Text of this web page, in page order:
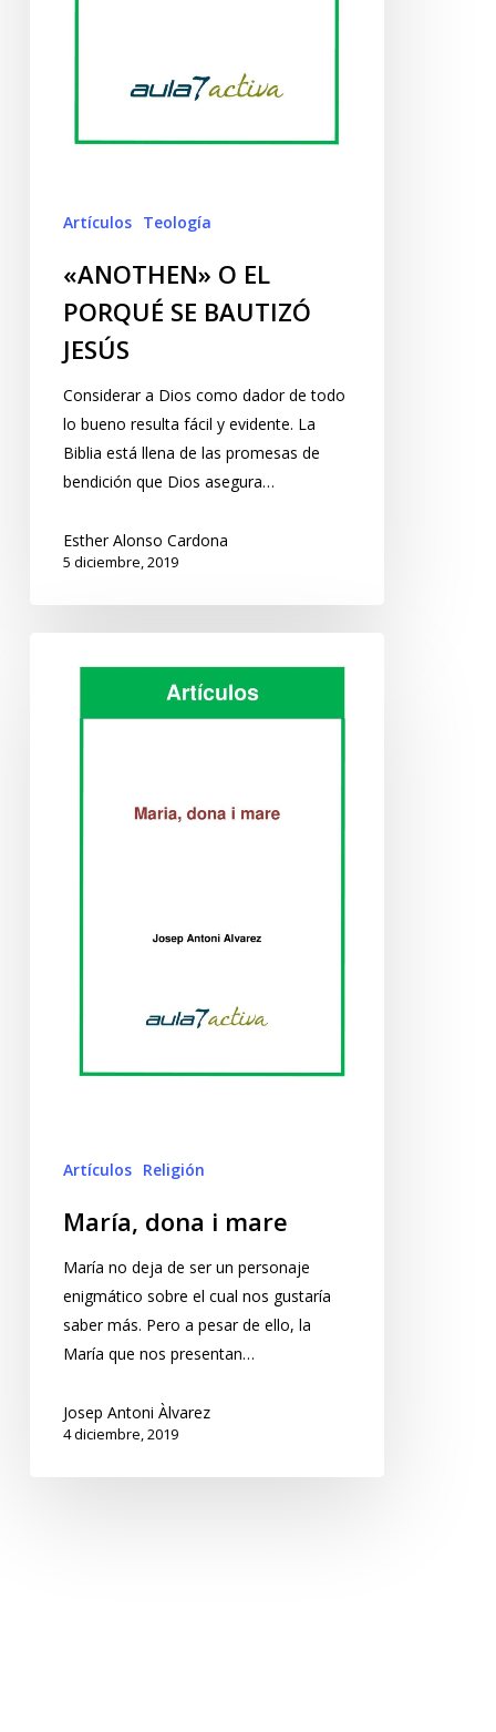
Artículos Teología
«ANOTHEN» O EL
PORQUÉ SE BAUTIZÓ
JESÚS
Considerar a Dios como dador de todo
lo bueno resulta fácil y evidente. La
Biblia está llena de las promesas de
bendición que Dios asegura…
Esther Alonso Cardona
5 diciembre, 2019
Artículos Religión
María, dona i mare
María no deja de ser un personaje
enigmático sobre el cual nos gustaría
saber más. Pero a pesar de ello, la
María que nos presentan…
Josep Antoni Àlvarez
4 diciembre, 2019